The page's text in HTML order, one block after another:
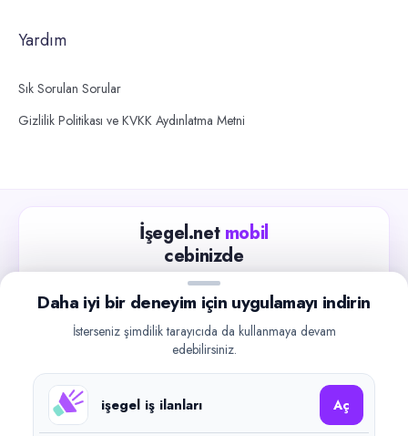
Yardım
Sık Sorulan Sorular
Gizlilik Politikası ve KVKK Aydınlatma Metni
İşegel.net mobil
cebinizde
Güncel iş ilanlarını takip edin, işverenlerle hızlıca
iletişime geçin.
Google Play
Daha iyi bir deneyim için uygulamayı indirin
İsterseniz şimdilik tarayıcıda da kullanmaya devam
edebilirsiniz.
işegel iş ilanları Aç